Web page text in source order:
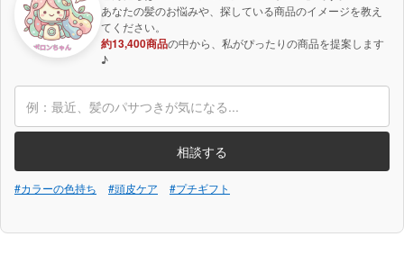
あなたの髪のお悩みや、探している商品のイメージを教え
てください。
約13,400商品の中から、私がぴったりの商品を提案します
♪
相談する
#カラーの色持ち #頭皮ケア #プチギフト